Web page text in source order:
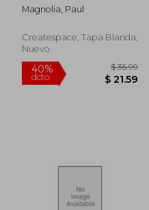
Secret Cancer Cures
that Most People do
Inglés)
Magnolia, Paul
Createspace, Tapa Blanda,
Nuevo